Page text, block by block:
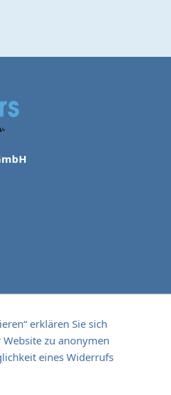
erklären Sie sich
zu anonymen
eines Widerrufs